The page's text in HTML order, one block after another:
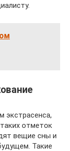
экстрасенса,
отметок
вещие сны и
Такие